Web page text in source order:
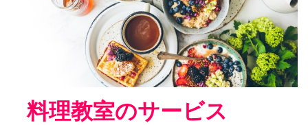
料理教室のサービス